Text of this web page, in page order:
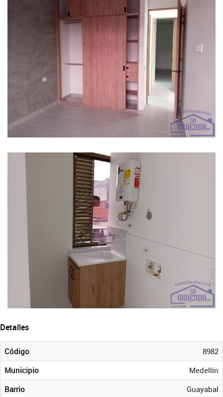
Detalles
Código
8982
Municipio
Medellín
Barrio
Guayabal